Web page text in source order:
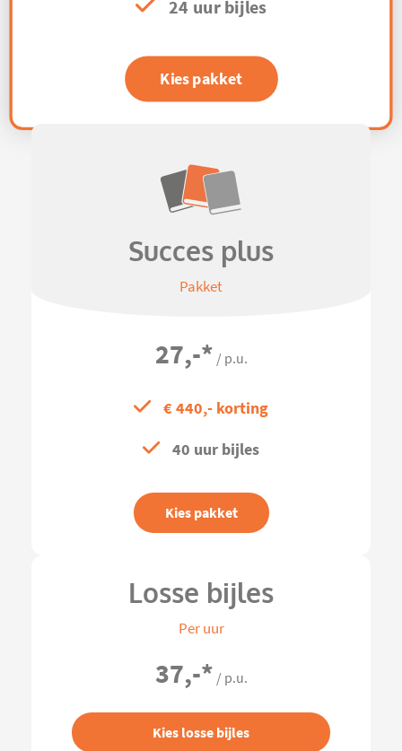
24 uur bijles
Kies pakket
Succes plus
Pakket
27,-* / p.u.
€ 440,- korting
40 uur bijles
Kies pakket
Losse bijles
Per uur
37,-* / p.u.
Kies losse bijles